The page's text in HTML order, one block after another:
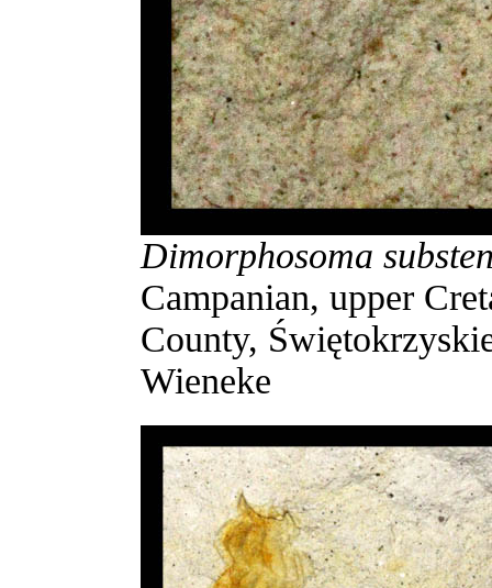
Dimorphosoma
Campanian, upper
County,
Wieneke